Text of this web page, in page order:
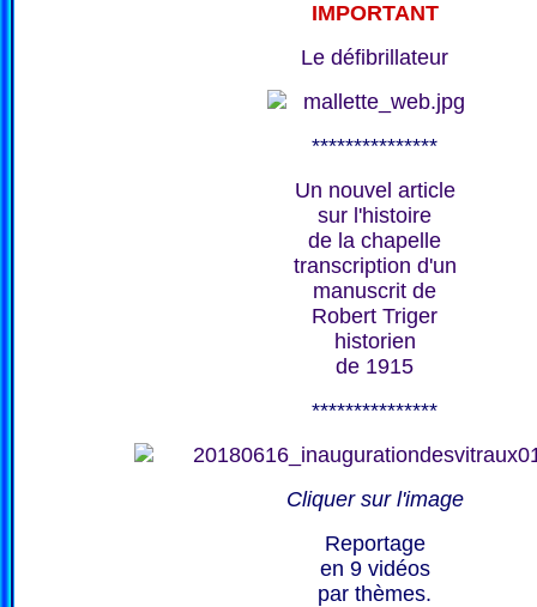
IMPORTANT
Le défibrillateur
***************
Un nouvel article
sur l'histoire
de la chapelle
transcription d'un
manuscrit de
Robert Triger
historien
de 1915
***************
Cliquer sur l'image
Reportage
en 9 vidéos
par thèmes.